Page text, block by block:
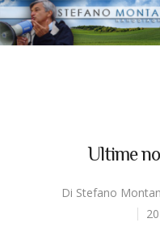
Ultime
Di Stefano